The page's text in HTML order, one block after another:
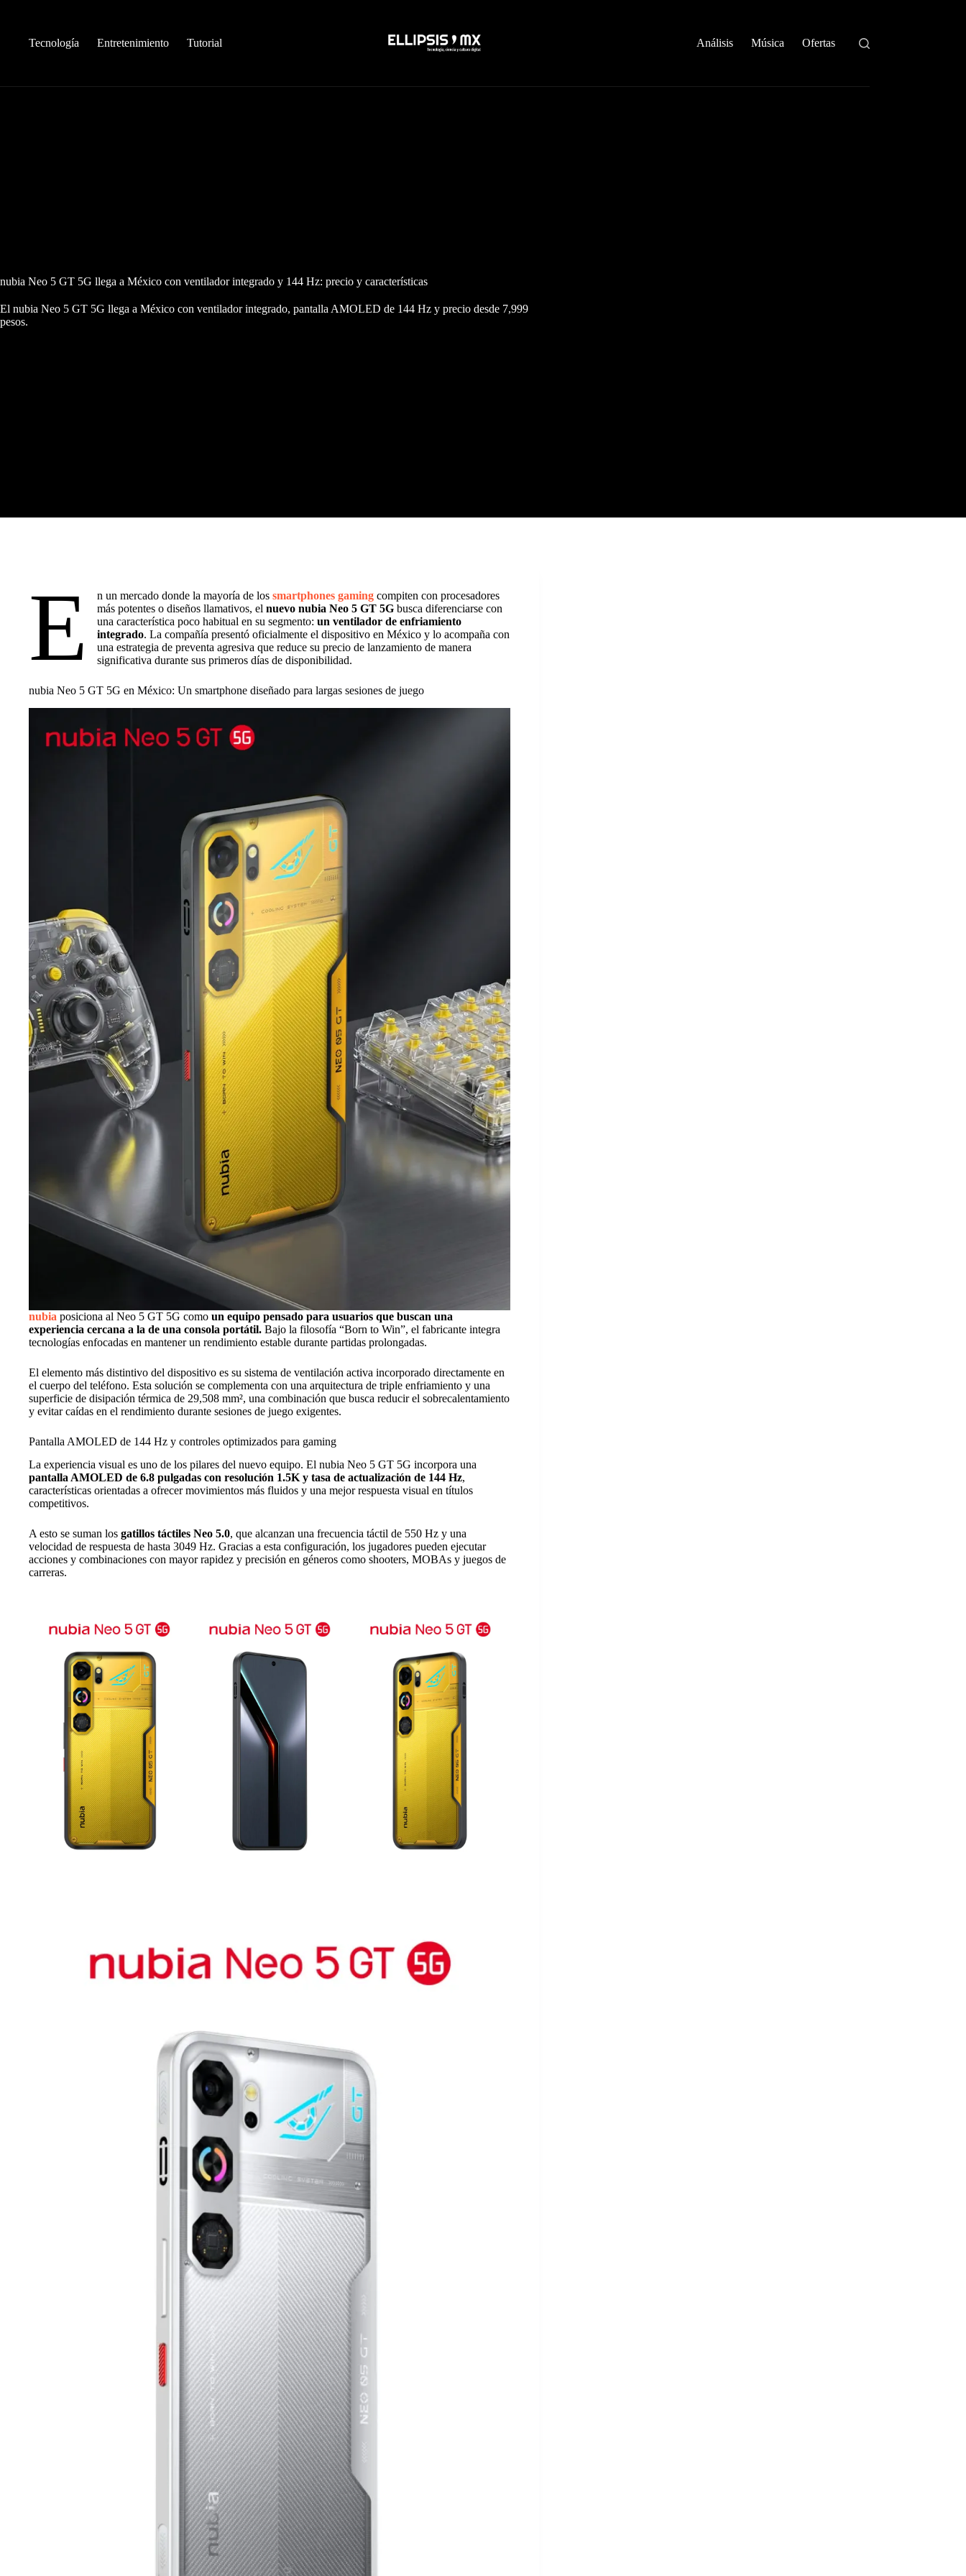
Tecnología
Entretenimiento Tutorial Análisis Música Ofertas
nubia Neo 5 GT 5G llega a México con ventilador integrado y 144 Hz: precio y características
El nubia Neo 5 GT 5G llega a México con ventilador integrado, pantalla AMOLED de 144 Hz y precio desde 7,999
pesos.
E n un mercado donde la mayoría de lossmartphones gamingcompiten con procesadores
más potentes o diseños llamativos, elnuevo nubia Neo 5 GT 5Gbusca diferenciarse con
una característica poco habitual en su segmento:un ventilador de enfriamiento
integrado. La compañía presentó oficialmente el dispositivo en México y lo acompaña con
una estrategia de preventa agresiva que reduce su precio de lanzamiento de manera
significativa durante sus primeros días de disponibilidad.
nubia Neo 5 GT 5G en México: Un smartphone diseñado para largas sesiones de juego
nubia posiciona al Neo 5 GT 5G como un equipo pensado para usuarios que buscan una
experiencia cercana a la de una consola portátil. Bajo la filosofía “Born to Win”, el fabricante integra
tecnologías enfocadas en mantener un rendimiento estable durante partidas prolongadas.
El elemento más distintivo del dispositivo es su sistema de ventilación activa incorporado directamente en
el cuerpo del teléfono. Esta solución se complementa con una arquitectura de triple enfriamiento y una
superficie de disipación térmica de 29,508 mm², una combinación que busca reducir el sobrecalentamiento
y evitar caídas en el rendimiento durante sesiones de juego exigentes.
Pantalla AMOLED de 144 Hz y controles optimizados para gaming
La experiencia visual es uno de los pilares del nuevo equipo. El nubia Neo 5 GT 5G incorpora una
pantalla AMOLED de 6.8 pulgadas con resolución 1.5K y tasa de actualización de 144 Hz,
características orientadas a ofrecer movimientos más fluidos y una mejor respuesta visual en títulos
competitivos.
A esto se suman los gatillos táctiles Neo 5.0, que alcanzan una frecuencia táctil de 550 Hz y una
velocidad de respuesta de hasta 3049 Hz. Gracias a esta configuración, los jugadores pueden ejecutar
acciones y combinaciones con mayor rapidez y precisión en géneros como shooters, MOBAs y juegos de
carreras.